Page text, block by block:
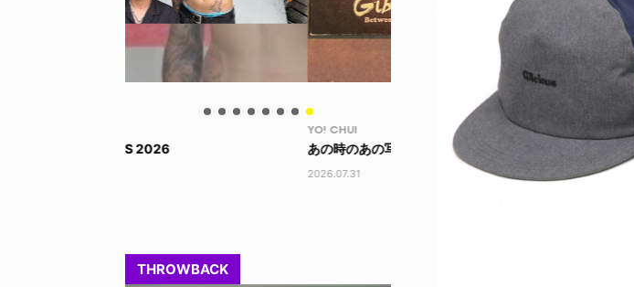
あの時のあの写真
VOICE OF FREEDOM
KAYA SAKAKIBARA / 榊原佳耶
THROWBACK